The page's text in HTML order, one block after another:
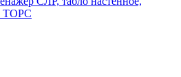
ТОРС